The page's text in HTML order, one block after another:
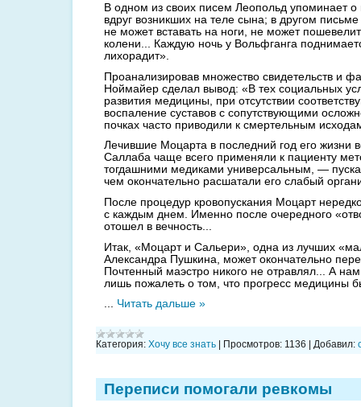
В одном из своих писем Леопольд упоминает о
вдруг возникших на теле сына; в другом
не может вставать на ноги, не может
колени... Каждую ночь у Вольфганга
лихорадит».
Проанализировав множество свидетельств и
Ноймайер сделал вывод: «В тех социальных
развития медицины, при отсутствии
воспаление суставов с сопутствующими
почках часто приводили к смертельным
Лечившие Моцарта в последний год его жизни
Саллаба чаще всего применяли к пациенту
тогдашними медиками универсальным, —
чем окончательно расшатали его слабый
После процедур кровопускания Моцарт
с каждым днем. Именно после очередного
отошел в вечность...
Итак, «Моцарт и Сальери», одна из лучших
Александра Пушкина, может окончательно
Почтенный маэстро никого не отравлял... А
лишь пожалеть о том, что прогресс медицины
... Читать дальше »
Категория: Хочу все знать | Просмотров: 1136 | Добавил:
Переписи помогали ревкомы